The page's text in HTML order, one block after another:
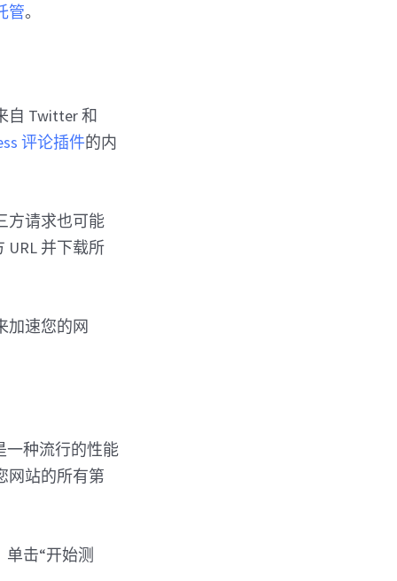
管。
自 Twitter 和
评论插件的内
方请求也可能
URL 并下载所
加速您的网
一种流行的性能
网站的所有第
击“开始测